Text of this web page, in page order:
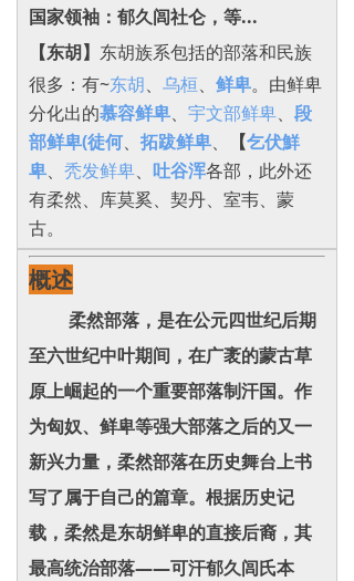
国家领袖：郁久闾社仑，等...
【东胡】 东胡族系包括的部落和民族
很多：有~东胡、 乌桓、 鲜卑。由鲜卑
分化出的慕容鲜卑、 宇文部鲜卑、 段
部鲜卑(徒何、 拓跋鲜卑、 【乞伏鮮
卑、 秃发鲜卑、 吐谷浑各部，此外还
有柔然、库莫奚、契丹、室韦、蒙
古。
概述
柔然部落，是在公元四世纪后期
至六世纪中叶期间，在广袤的蒙古草
原上崛起的一个重要部落制汗国。作
为匈奴、鲜卑等强大部落之后的又一
新兴力量，柔然部落在历史舞台上书
写了属于自己的篇章。根据历史记
载，柔然是东胡鲜卑的直接后裔，其
最高统治部落——可汗郁久闾氏本